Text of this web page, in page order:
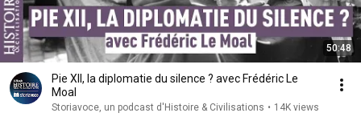
50:48
Pie XII, la diplomatie du silence ? avec Frédéric Le
Moal
Storiavoce, un podcast d'Histoire & Civilisations • 14K views